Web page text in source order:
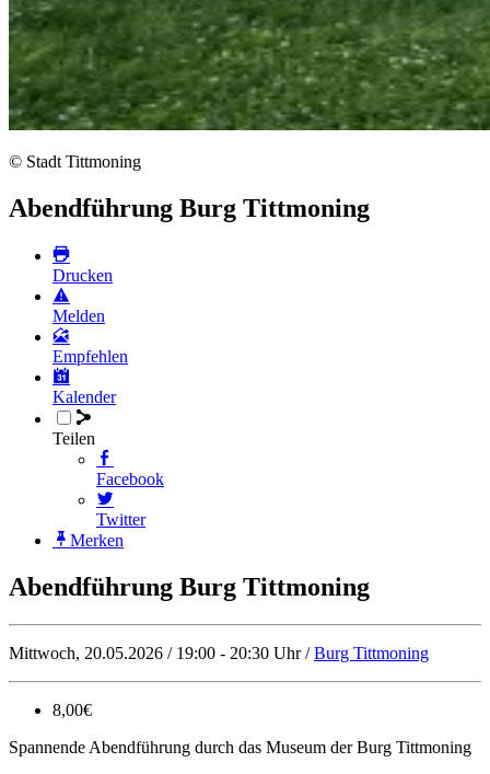
© Stadt Tittmoning
Abendführung Burg Tittmoning
Drucken
Melden
Empfehlen
Kalender
Teilen
Facebook
Twitter
Merken
Abendführung Burg Tittmoning
Mittwoch, 20.05.2026 / 19:00 - 20:30 Uhr /Burg Tittmoning
8,00€
Spannende Abendführung durch das Museum der Burg Tittmoning